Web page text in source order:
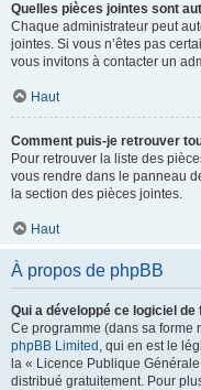
Quelles pièces jointes sont
Chaque administrateur peut
jointes. Si vous n’êtes pas
vous invitons à contacter un
Haut
Comment puis-je retrouver
Pour retrouver la liste des
vous rendre dans le panneau
la section des pièces jointes.
Haut
À propos de phpBB
Qui a développé ce logiciel
Ce programme (dans sa forme
phpBB Limited , qui en est le
la « Licence Publique
distribué gratuitement. Pour